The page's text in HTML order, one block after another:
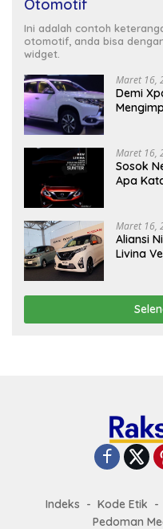
Otomotif
Ini adalah contoh
otomotif, anda bisa
widget.
Maret 16,
Demi
Maret 16,
Sosok
Apa
Maret 16,
Aliansi
Livina
Indeks Kode Etik
Pedoman